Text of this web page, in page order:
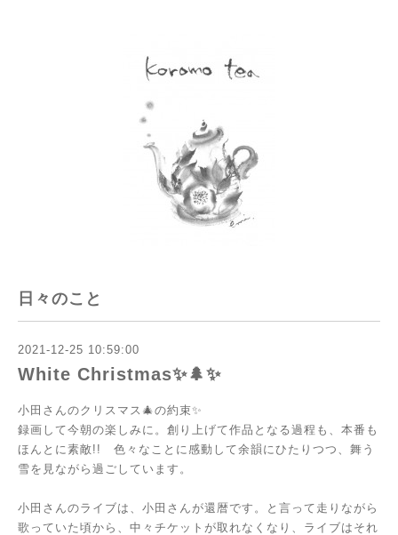
日々のこと
2021-12-25 10:59:00
White Christmas✨🌲✨
小田さんのクリスマス🎄の約束✨
録画して今朝の楽しみに。創り上げて作品となる過程も、本番も
ほんとに素敵!! 色々なことに感動して余韻にひたりつつ、舞う
雪を見ながら過ごしています。
小田さんのライブは、小田さんが還暦です。と言って走りながら
歌っていた頃から、中々チケットが取れなくなり、ライブはそれ